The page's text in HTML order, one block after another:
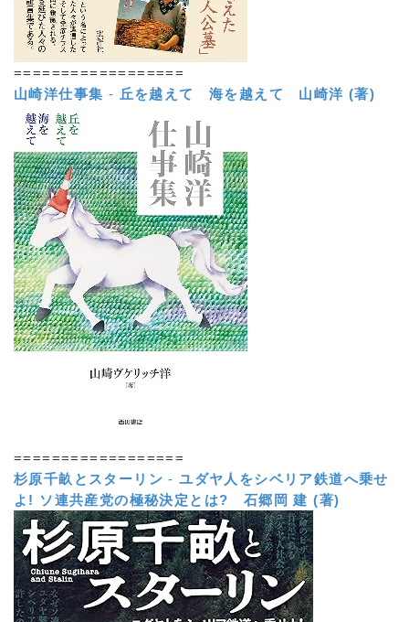
==================
山崎洋仕事集 - 丘を越えて 海を越えて 山崎洋 (著)
==================
杉原千畝とスターリン -ユダヤ人をシベリア鉄道へ乗せ
よ! ソ連共産党の極秘決定とは?
石郷岡 建 (著)